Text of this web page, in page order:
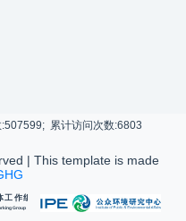
累计访问次数:6803
| This template is made
作组
Group